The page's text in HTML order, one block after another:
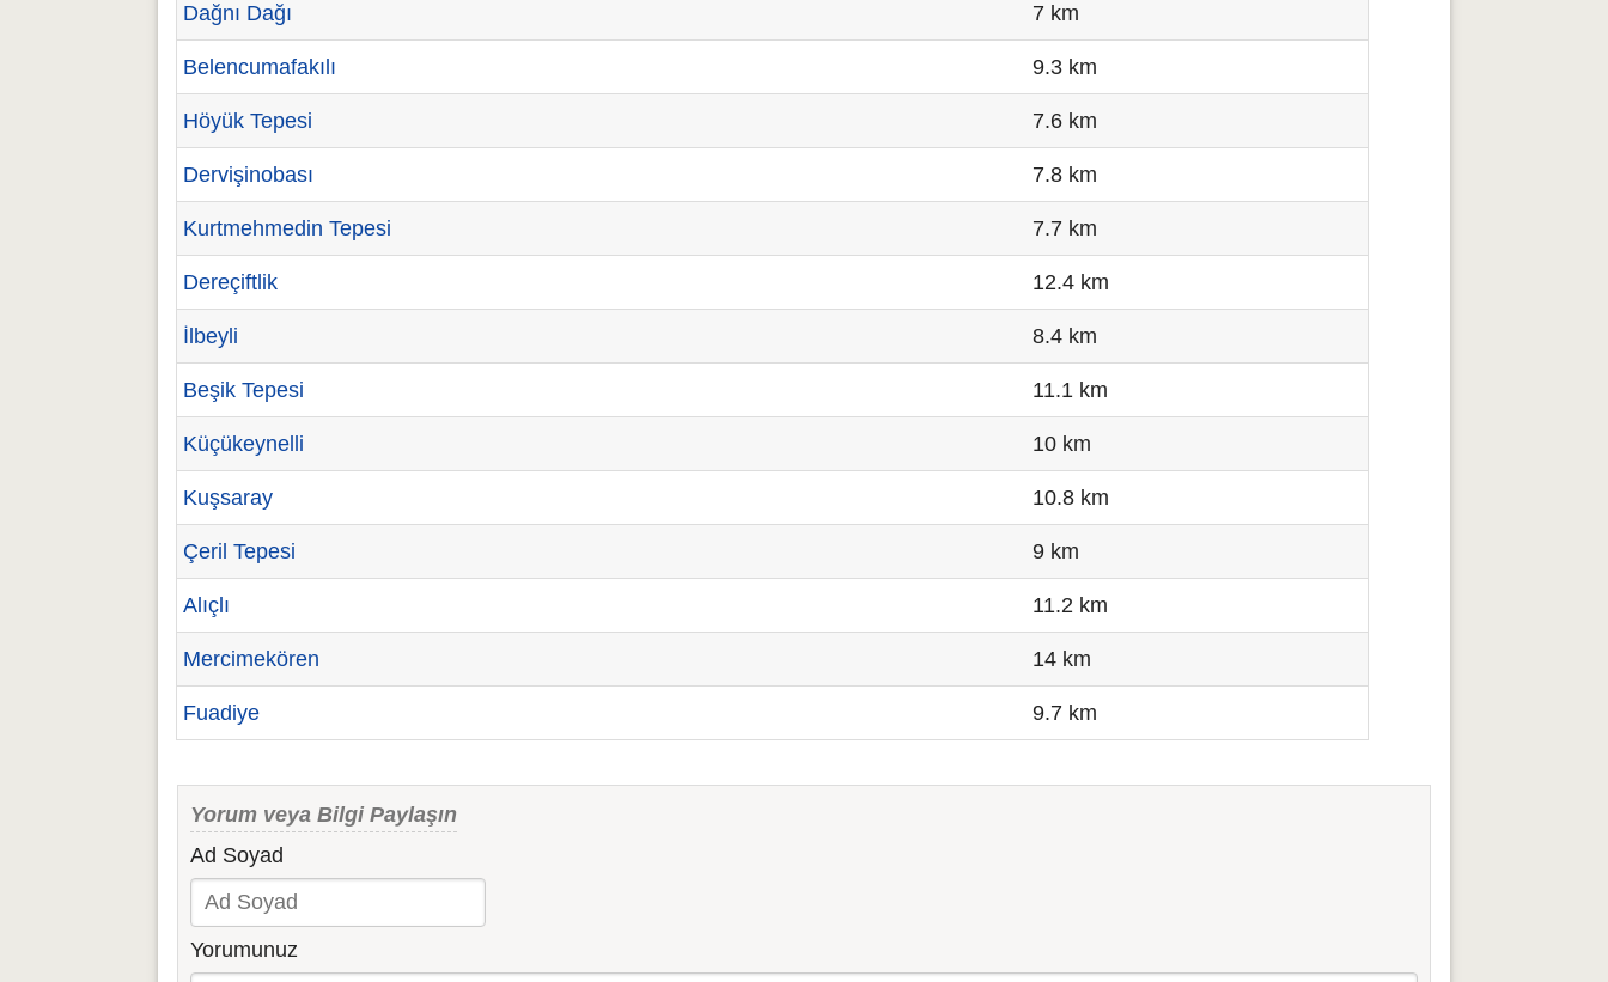
Dağnı Dağı 7 km
Belencumafakılı 9.3 km
Höyük Tepesi 7.6 km
Dervişinobası 7.8 km
Kurtmehmedin Tepesi 7.7 km
Dereçiftlik 12.4 km
İlbeyli 8.4 km
Beşik Tepesi 11.1 km
Küçükeynelli 10 km
Kuşsaray 10.8 km
Çeril Tepesi 9 km
Alıçlı 11.2 km
Mercimekören 14 km
Fuadiye 9.7 km
Yorum veya Bilgi Paylaşın
Ad Soyad
Yorumunuz